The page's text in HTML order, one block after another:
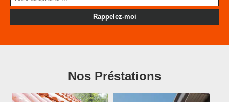
Nos Préstations